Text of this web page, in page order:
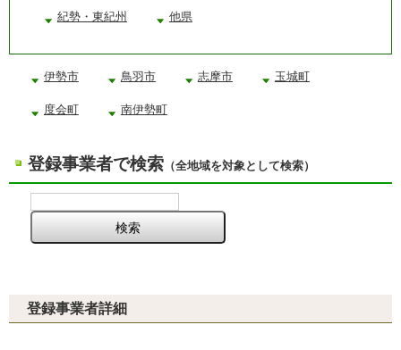
紀勢・東紀州 他県
伊勢市 鳥羽市 志摩市 玉城町
度会町 南伊勢町
登録事業者で検索 （全地域を対象として検索）
登録事業者詳細